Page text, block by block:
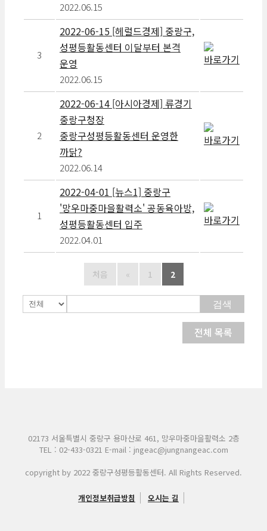
2022.06.15
3
2022-06-15 [헤럴드경제] 중랑구,
성평등활동센터 이달부터 본격
운영
2022.06.15
2
2022-06-14 [아시아경제] 류경기
중랑구청장
중랑구성평등활동센터 운영한
까닭?
2022.06.14
1
2022-04-01 [뉴스1] 중랑구
'망우마중마을활력소' 공동육아방,
성평등활동센터 입주
2022.04.01
처음 « 1 2
검색
전체 목록
02173 서울특별시 중랑구 용마산로 461, 망우마중마을활력소 2층
TEL : 02-433-0321 E-mail : jngeac@jungnangeac.com
copyright by 2022 중랑구성평등활동센터. All Rights Reserved.
개인정보취급방침 오시는 길